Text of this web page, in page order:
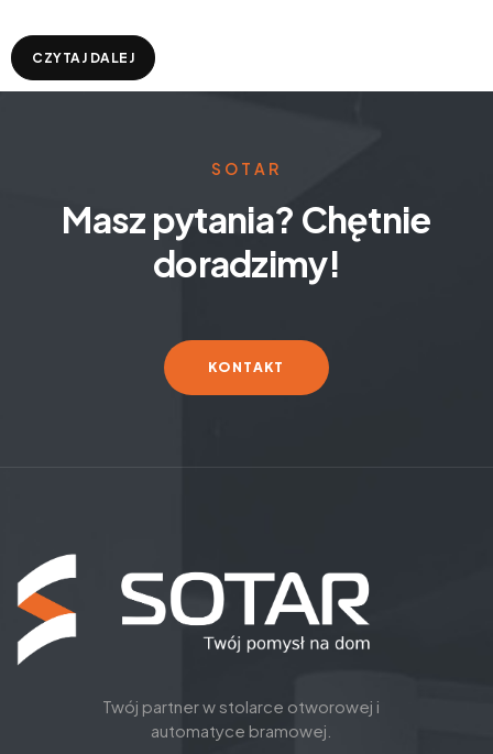
CZYTAJ DALEJ
SOTAR
Masz pytania? Chętnie
doradzimy!
KONTAKT
Twój partner w stolarce otworowej i
automatyce bramowej.